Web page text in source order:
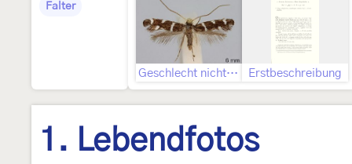
Falter
Geschlecht nicht bestimmt Erstbeschreibung
1. Lebendfotos